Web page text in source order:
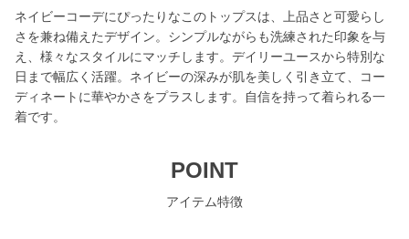
ネイビーコーデにぴったりなこのトップスは、上品さと可愛らし
さを兼ね備えたデザイン。シンプルながらも洗練された印象を与
え、様々なスタイルにマッチします。デイリーユースから特別な
日まで幅広く活躍。ネイビーの深みが肌を美しく引き立て、コー
ディネートに華やかさをプラスします。自信を持って着られる一
着です。
POINT
アイテム特徴